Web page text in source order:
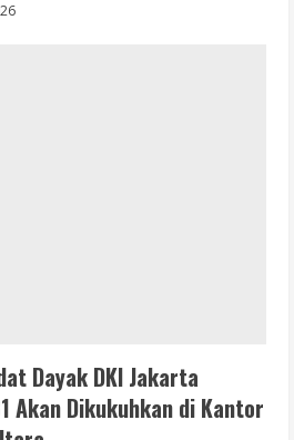
Dayak DKI Jakarta
Akan Dikukuhkan di Kantor